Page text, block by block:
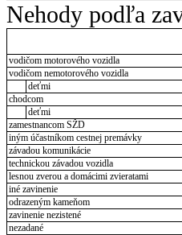
Nehody podľa
vodičom motorového vozidla
vodičom nemotorového vozidla
deťmi
chodcom
deťmi
zamestnancom SŽD
iným účastníkom cestnej premávky
závadou komunikácie
technickou závadou vozidla
lesnou zverou a domácimi zvieratami
iné zavinenie
odrazeným kameňom
zavinenie nezistené
nezadané